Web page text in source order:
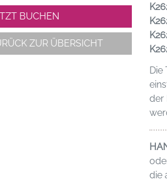
BUCHEN
ZUR ÜBERSICHT
Die
der
die